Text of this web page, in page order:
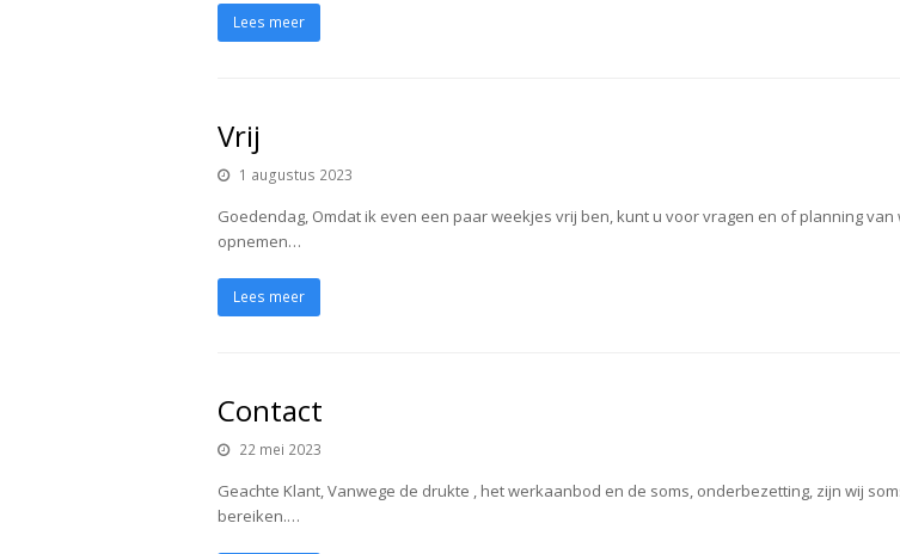
Lees meer
Vrij
1 augustus 2023
Goedendag, Omdat ik even een paar weekjes vrij ben, kunt u voor vragen en of planning van
opnemen…
Lees meer
Contact
22 mei 2023
Geachte Klant, Vanwege de drukte , het werkaanbod en de soms, onderbezetting, zijn wij
bereiken.…